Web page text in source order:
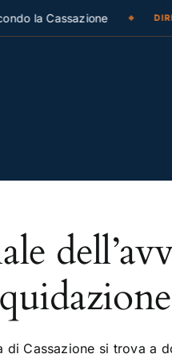
la Cassazione
di Cassazione si trova a